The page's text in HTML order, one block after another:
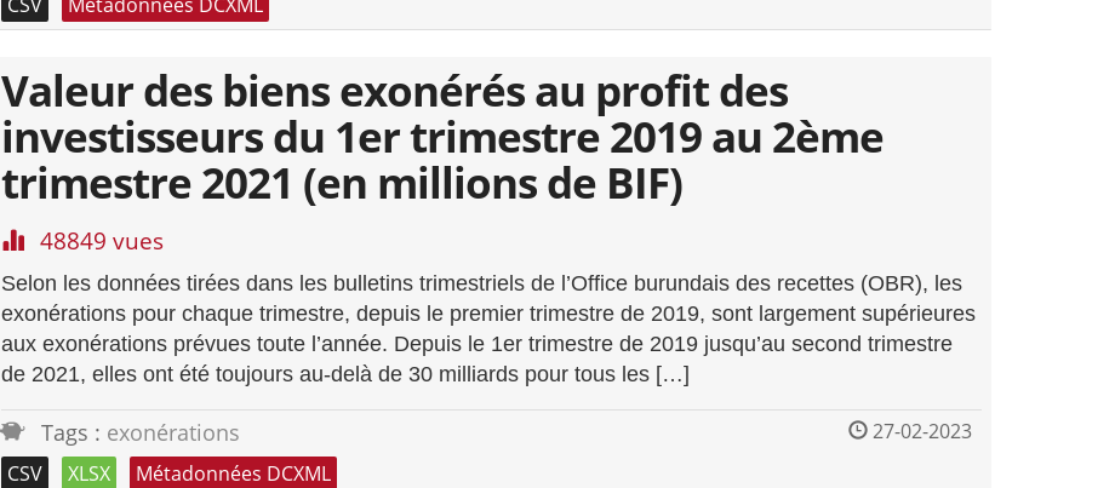
Valeur des biens exonérés au profit des
investisseurs du 1er trimestre 2019 au 2ème
trimestre 2021 (en millions de BIF)
48849 vues
Selon les données tirées dans les bulletins trimestriels de l’Office burundais des recettes (OBR), les
exonérations pour chaque trimestre, depuis le premier trimestre de 2019, sont largement supérieures
aux exonérations prévues toute l’année. Depuis le 1er trimestre de 2019 jusqu’au second trimestre
de 2021, elles ont été toujours au-delà de 30 milliards pour tous les […]
Tags : exonérations
27-02-2023
CSV
XLSX Métadonnées DCXML